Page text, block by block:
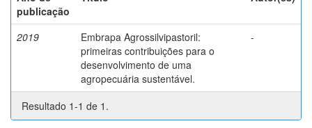
publicação
2019
Embrapa Agrossilvipastoril:
primeiras contribuições para o
desenvolvimento de uma
agropecuária sustentável.
-
Resultado 1-1 de 1.